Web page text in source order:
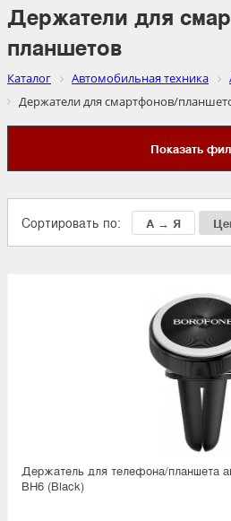
Держатели для
планшетов
Каталог Автомобильная техника
Держатели для смартфонов/
Показать
Сортировать по: А → Я
Держатель для телефона/планшета
BH6 (Black)